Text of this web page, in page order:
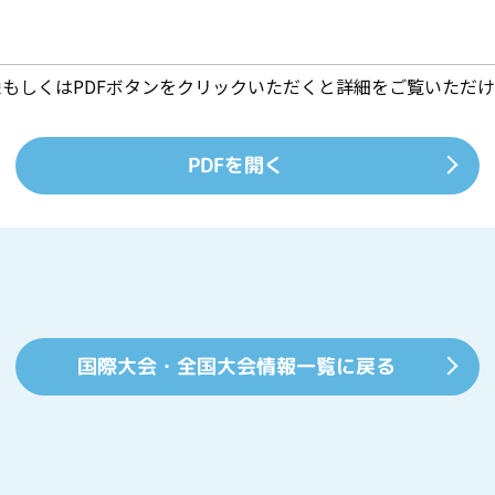
しくはPDFボタンをクリックいただくと詳細をご覧いただ
PDFを開く
国際大会・全国大会情報一覧に戻る